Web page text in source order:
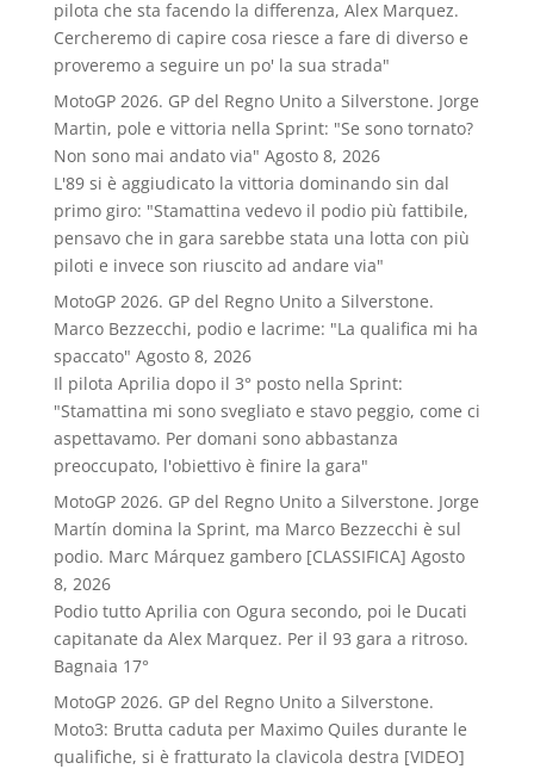
pilota che sta facendo la differenza, Alex Marquez.
Cercheremo di capire cosa riesce a fare di diverso e
proveremo a seguire un po' la sua strada"
MotoGP 2026. GP del Regno Unito a Silverstone. Jorge
Martin, pole e vittoria nella Sprint: "Se sono tornato?
Non sono mai andato via" Agosto 8, 2026
L'89 si è aggiudicato la vittoria dominando sin dal
primo giro: "Stamattina vedevo il podio più fattibile,
pensavo che in gara sarebbe stata una lotta con più
piloti e invece son riuscito ad andare via"
MotoGP 2026. GP del Regno Unito a Silverstone.
Marco Bezzecchi, podio e lacrime: "La qualifica mi ha
spaccato" Agosto 8, 2026
Il pilota Aprilia dopo il 3° posto nella Sprint:
"Stamattina mi sono svegliato e stavo peggio, come ci
aspettavamo. Per domani sono abbastanza
preoccupato, l'obiettivo è finire la gara"
MotoGP 2026. GP del Regno Unito a Silverstone. Jorge
Martín domina la Sprint, ma Marco Bezzecchi è sul
podio. Marc Márquez gambero [CLASSIFICA] Agosto
8, 2026
Podio tutto Aprilia con Ogura secondo, poi le Ducati
capitanate da Alex Marquez. Per il 93 gara a ritroso.
Bagnaia 17°
MotoGP 2026. GP del Regno Unito a Silverstone.
Moto3: Brutta caduta per Maximo Quiles durante le
qualifiche, si è fratturato la clavicola destra [VIDEO]